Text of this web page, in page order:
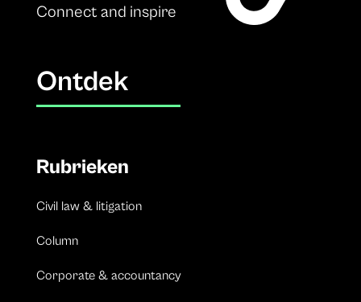
Connect and inspire
Ontdek
Rubrieken
Civil law & litigation
Column
Corporate & accountancy